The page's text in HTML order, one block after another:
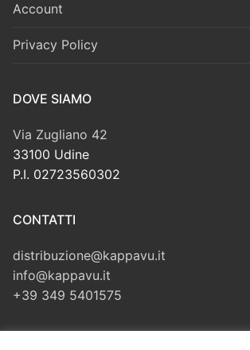
Account
Privacy Policy
DOVE SIAMO
Via Zugliano 42
33100 Udine
P.I. 02723560302
CONTATTI
distribuzione@kappavu.it
info@kappavu.it
+39 349 5401575